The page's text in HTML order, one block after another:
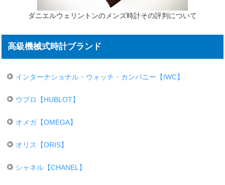
ダニエルウェリントンのメンズ時計その評判について
高級機械式時計ブランド
インターナショナル・ウォッチ・カンパニー【IWC】
ウブロ【HUBLOT】
オメガ【OMEGA】
オリス【ORIS】
シャネル【CHANEL】